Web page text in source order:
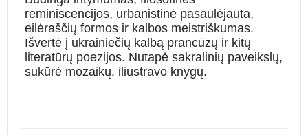
reminiscencijos, urbanistinė pasaulėjauta,
eilėraščių formos ir kalbos meistriškumas.
Išvertė į ukrainiečių kalbą prancūzų ir kitų
literatūrų poezijos. Nutapė sakralinių paveikslų,
sukūrė mozaikų, iliustravo knygų.